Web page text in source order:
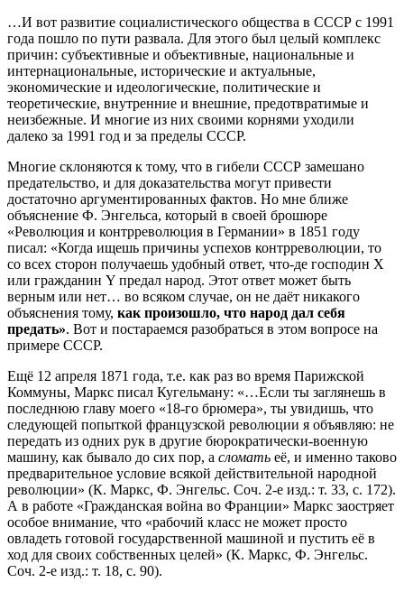
…И вот развитие социалистического общества в СССР с 1991
года пошло по пути развала. Для этого был целый комплекс
причин: субъективные и объективные, национальные и
интернациональные, исторические и актуальные,
экономические и идеологические, политические и
теоретические, внутренние и внешние, предотвратимые и
неизбежные. И многие из них своими корнями уходили
далеко за 1991 год и за пределы СССР.
Многие склоняются к тому, что в гибели СССР замешано
предательство, и для доказательства могут привести
достаточно аргументированных фактов. Но мне ближе
объяснение Ф. Энгельса, который в своей брошюре
«Революция и контрреволюция в Германии» в 1851 году
писал: «Когда ищешь причины успехов контрреволюции, то
со всех сторон получаешь удобный ответ, что-де господин Х
или гражданин Y предал народ. Этот ответ может быть
верным или нет… во всяком случае, он не даёт никакого
объяснения тому, как произошло, что народ дал себя
предать». Вот и постараемся разобраться в этом вопросе на
примере СССР.
Ещё 12 апреля 1871 года, т.е. как раз во время Парижской
Коммуны, Маркс писал Кугельману: «…Если ты заглянешь в
последнюю главу моего «18-го брюмера», ты увидишь, что
следующей попыткой французской революции я объявляю: не
передать из одних рук в другие бюрократически-военную
машину, как бывало до сих пор, а сломать её, и именно таково
предварительное условие всякой действительной народной
революции» (К. Маркс, Ф. Энгельс. Соч. 2-е изд.: т. 33, с. 172).
А в работе «Гражданская война во Франции» Маркс заостряет
особое внимание, что «рабочий класс не может просто
овладеть готовой государственной машиной и пустить её в
ход для своих собственных целей» (К. Маркс, Ф. Энгельс.
Соч. 2-е изд.: т. 18, с. 90).